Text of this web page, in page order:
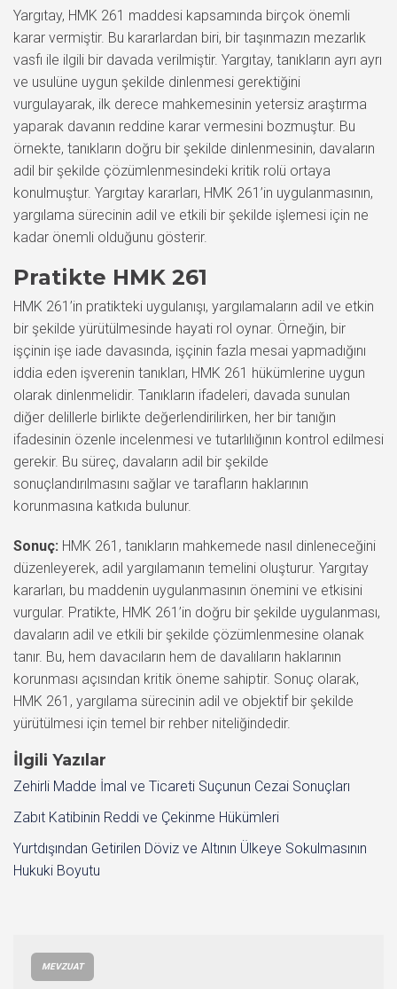
Yargıtay, HMK 261 maddesi kapsamında birçok önemli
karar vermiştir. Bu kararlardan biri, bir taşınmazın mezarlık
vasfı ile ilgili bir davada verilmiştir. Yargıtay, tanıkların ayrı ayrı
ve usulüne uygun şekilde dinlenmesi gerektiğini
vurgulayarak, ilk derece mahkemesinin yetersiz araştırma
yaparak davanın reddine karar vermesini bozmuştur. Bu
örnekte, tanıkların doğru bir şekilde dinlenmesinin, davaların
adil bir şekilde çözümlenmesindeki kritik rolü ortaya
konulmuştur. Yargıtay kararları, HMK 261’in uygulanmasının,
yargılama sürecinin adil ve etkili bir şekilde işlemesi için ne
kadar önemli olduğunu gösterir.
Pratikte HMK 261
HMK 261’in pratikteki uygulanışı, yargılamaların adil ve etkin
bir şekilde yürütülmesinde hayati rol oynar. Örneğin, bir
işçinin işe iade davasında, işçinin fazla mesai yapmadığını
iddia eden işverenin tanıkları, HMK 261 hükümlerine uygun
olarak dinlenmelidir. Tanıkların ifadeleri, davada sunulan
diğer delillerle birlikte değerlendirilirken, her bir tanığın
ifadesinin özenle incelenmesi ve tutarlılığının kontrol edilmesi
gerekir. Bu süreç, davaların adil bir şekilde
sonuçlandırılmasını sağlar ve tarafların haklarının
korunmasına katkıda bulunur.
Sonuç: HMK 261, tanıkların mahkemede nasıl dinleneceğini
düzenleyerek, adil yargılamanın temelini oluşturur. Yargıtay
kararları, bu maddenin uygulanmasının önemini ve etkisini
vurgular. Pratikte, HMK 261’in doğru bir şekilde uygulanması,
davaların adil ve etkili bir şekilde çözümlenmesine olanak
tanır. Bu, hem davacıların hem de davalıların haklarının
korunması açısından kritik öneme sahiptir. Sonuç olarak,
HMK 261, yargılama sürecinin adil ve objektif bir şekilde
yürütülmesi için temel bir rehber niteliğindedir.
İlgili Yazılar
Zehirli Madde İmal ve Ticareti Suçunun Cezai Sonuçları
Zabıt Katibinin Reddi ve Çekinme Hükümleri
Yurtdışından Getirilen Döviz ve Altının Ülkeye Sokulmasının
Hukuki Boyutu
MEVZUAT